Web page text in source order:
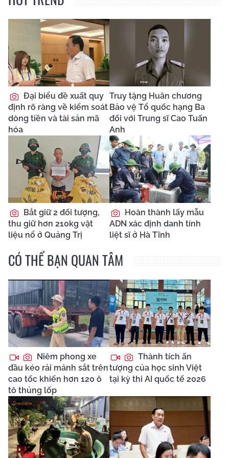
Đại biểu đề xuất quy
định rõ ràng về kiểm soát
dòng tiền và tài sản mã
hóa
Truy tặng Huân chương
Bảo vệ Tổ quốc hạng Ba
đối với Trung sĩ Cao Tuấn
Anh
Bắt giữ 2 đối tượng,
thu giữ hơn 210kg vật
liệu nổ ở Quảng Trị
Hoàn thành lấy mẫu
ADN xác định danh tính
liệt sĩ ở Hà Tĩnh
CÓ THỂ BẠN QUAN TÂM
Niêm phong xe
đầu kéo rải mảnh sắt trên
cao tốc khiến hơn 120 ô
tô thủng lốp
Thành tích ấn
tượng của học sinh Việt
tại kỳ thi AI quốc tế 2026